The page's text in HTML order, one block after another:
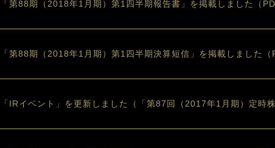
「第88期（2018年1月期）第1四半期報告書」を掲載しました（
「第88期（2018年1月期）第1四半期決算短信」を掲載しました
「IRイベント」を更新しました（「第87回（2017年1月期）定時